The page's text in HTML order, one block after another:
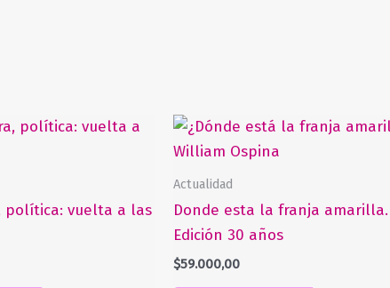
política: vuelta a las
Actualidad
Donde esta la franja amarilla.
Edición 30 años
$59.000,00